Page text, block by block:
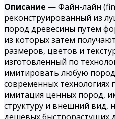
Описание — Файн-лайн
реконструированный из
пород древесины путём
из которых затем
размеров, цветов и
изготовленный по
имитировать любую
современных технологиях
имитация ценных пород,
структуру и внешний вид,